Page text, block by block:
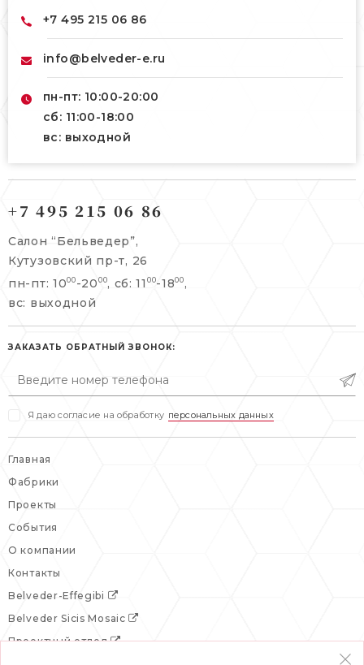
+7 495 215 06 86
info@belveder-e.ru
пн-пт: 10:00-20:00
сб: 11:00-18:00
вс: выходной
info@belveder-e.ru
пн-пт: 10:00-20:00
сб, вс: выходной
Берсеневский переулок, 3/10с7
+7 495 477 45 43
info@belveder-e.ru
пн-пт: 10:00-19:00
сб: выходной
+7 495 215 06 86
Салон “Бельведер”,
Кутузовский пр-т, 26
пн-пт: 1000 -20 00, сб: 11 00-1800 ,
вс: выходной
ЗАКАЗАТЬ ОБРАТНЫЙ ЗВОНОК:
Я даю согласие на обработку персональных данных
Главная
Фабрики
Проекты
События
О компании
Контакты
Belveder-Effegibi
Belveder Sicis Mosaic
Проектный отдел